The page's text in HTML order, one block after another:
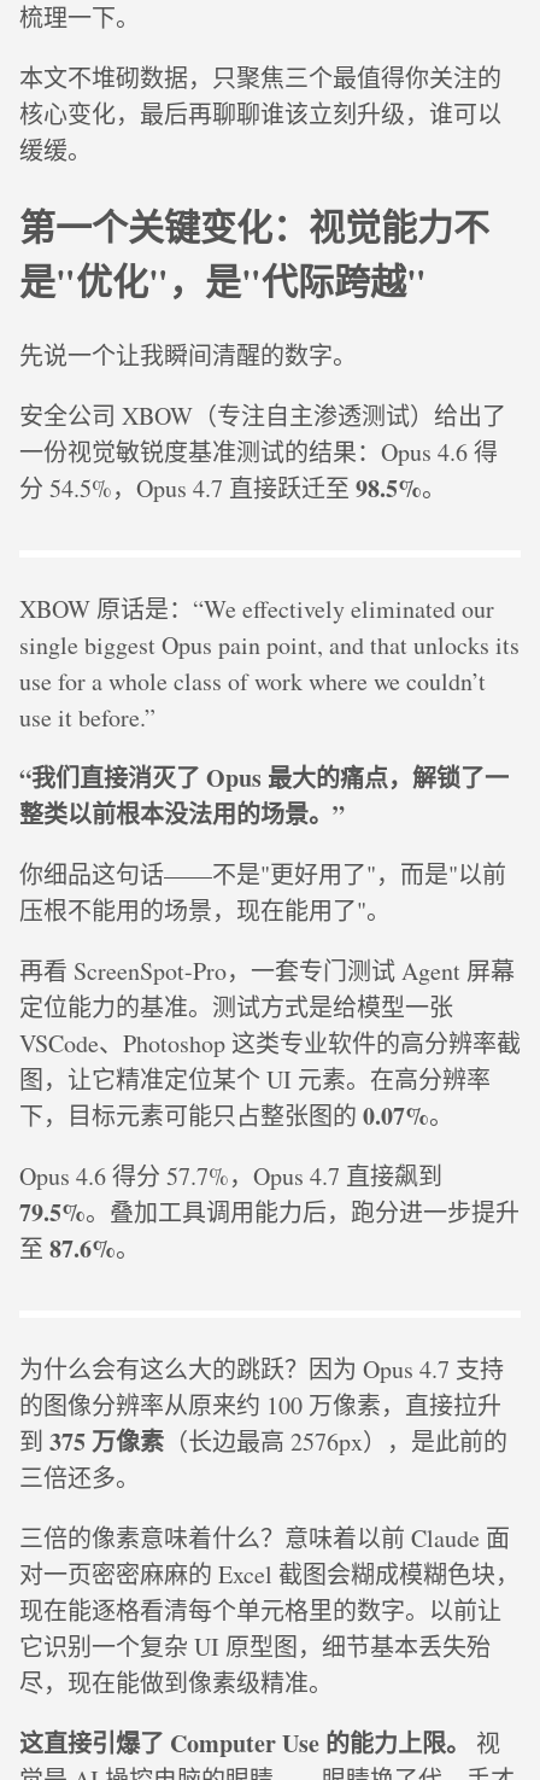
梳理一下。
本文不堆砌数据，只聚焦三个最值得你关注的
核心变化，最后再聊聊谁该立刻升级，谁可以
缓缓。
第一个关键变化：视觉能力不
是"优化"，是"代际跨越"
先说一个让我瞬间清醒的数字。
安全公司 XBOW（专注自主渗透测试）给出了
一份视觉敏锐度基准测试的结果：Opus 4.6 得
分 54.5%，Opus 4.7 直接跃迁至 98.5%。
XBOW 原话是：“We effectively eliminated our
single biggest Opus pain point, and that unlocks its
use for a whole class of work where we couldn’t
use it before.”
“我们直接消灭了 Opus 最大的痛点，解锁了一
整类以前根本没法用的场景。”
你细品这句话——不是"更好用了"，而是"以前
压根不能用的场景，现在能用了"。
再看 ScreenSpot-Pro，一套专门测试 Agent 屏幕
定位能力的基准。测试方式是给模型一张
VSCode、Photoshop 这类专业软件的高分辨率截
图，让它精准定位某个 UI 元素。在高分辨率
下，目标元素可能只占整张图的 0.07%。
Opus 4.6 得分 57.7%，Opus 4.7 直接飙到
79.5%。叠加工具调用能力后，跑分进一步提升
至 87.6%。
为什么会有这么大的跳跃？因为 Opus 4.7 支持
的图像分辨率从原来约 100 万像素，直接拉升
到 375 万像素 （长边最高 2576px），是此前的
三倍还多。
三倍的像素意味着什么？意味着以前 Claude 面
对一页密密麻麻的 Excel 截图会糊成模糊色块，
现在能逐格看清每个单元格里的数字。以前让
它识别一个复杂 UI 原型图，细节基本丢失殆
尽，现在能做到像素级精准。
这直接引爆了 Computer Use 的能力上限。
视